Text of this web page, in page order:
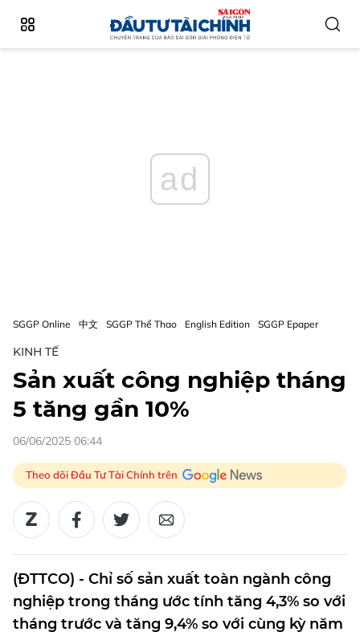
ad
SGGP Online 中文 SGGP Thể Thao English Edition SGGP Epaper
KINH TẾ
Sản xuất công nghiệp tháng
5 tăng gần 10%
06/06/2025 06:44
Theo dõi Đầu Tư Tài Chính trên
(ĐTTCO) - Chỉ số sản xuất toàn ngành công
nghiệp trong tháng ước tính tăng 4,3% so với
tháng trước và tăng 9,4% so với cùng kỳ năm